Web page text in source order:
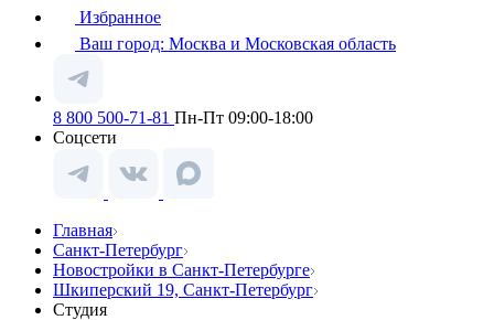
Избранное
Ваш город: Москва и Московская область
8 800 500-71-81 Пн-Пт 09:00-18:00
Соцсети
Главная
Санкт-Петербург
Новостройки в Санкт-Петербурге
Шкиперский 19, Санкт-Петербург
Студия